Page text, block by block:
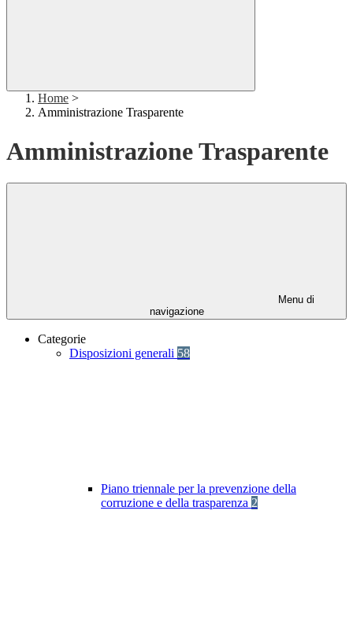
Home >
Amministrazione Trasparente
Amministrazione Trasparente
Menu di
navigazione
Categorie
Disposizioni generali 58
Piano triennale per la prevenzione della
corruzione e della trasparenza 2